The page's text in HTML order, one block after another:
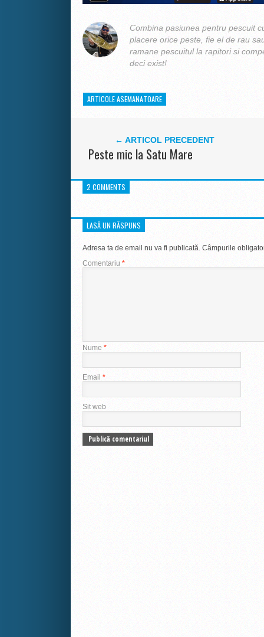
Combina pasiunea pentru pescuit
placere orice peste, fie el de rau
ramane pescuitul la rapitori si
deci exist!
ARTICOLE ASEMANATOARE
← ARTICOL PRECEDENT
Peste mic la Satu Mare
2 COMMENTS
LASĂ UN RĂSPUNS
Adresa ta de email nu va fi publicată. Câmpurile
Comentariu *
Nume *
Email *
Sit web